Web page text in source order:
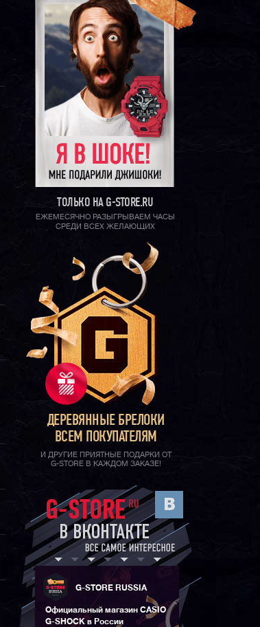
ТОЛЬКО НА G-STORE.RU
ЕЖЕМЕСЯЧНО РАЗЫГРЫВАЕМ ЧАСЫ
СРЕДИ ВСЕХ ЖЕЛАЮЩИХ
ДЕРЕВЯННЫЕ БРЕЛОКИ
ВСЕМ ПОКУПАТЕЛЯМ
И ДРУГИЕ ПРИЯТНЫЕ ПОДАРКИ ОТ
G-STORE В КАЖДОМ ЗАКАЗЕ!
G-STORE RUSSIA
Официальный магазин CASIO
G-SHOCK в России